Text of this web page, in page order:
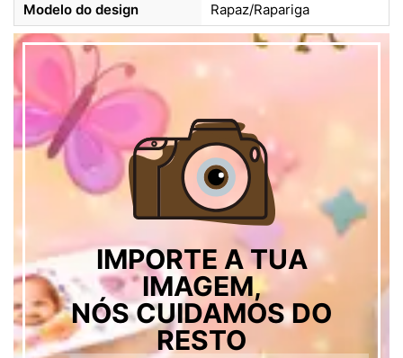
Modelo do design Rapaz/Rapariga
IMPORTE A TUA
IMAGEM,
NÓS CUIDAMOS DO
RESTO